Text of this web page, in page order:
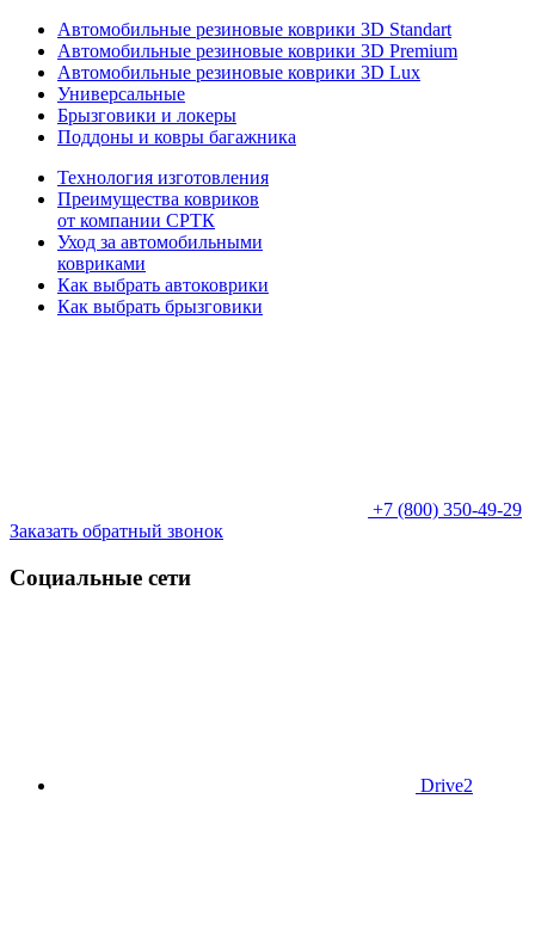
Автомобильные резиновые коврики 3D Standart
Автомобильные резиновые коврики 3D Premium
Автомобильные резиновые коврики 3D Lux
Универсальные
Брызговики и локеры
Поддоны и ковры багажника
Технология изготовления
Преимущества ковриков
от компании СРТК
Уход за автомобильными
ковриками
Как выбрать автоковрики
Как выбрать брызговики
+7 (800) 350-49-29
Заказать обратный звонок
Социальные сети
Drive2